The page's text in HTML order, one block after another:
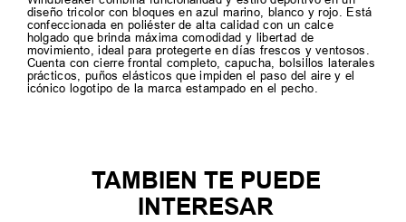
diseño tricolor con bloques en azul marino, blanco y rojo. Está
confeccionada en poliéster de alta calidad con un calce
holgado que brinda máxima comodidad y libertad de
movimiento, ideal para protegerte en días frescos y ventosos.
Cuenta con cierre frontal completo, capucha, bolsillos laterales
prácticos, puños elásticos que impiden el paso del aire y el
icónico logotipo de la marca estampado en el pecho.
TAMBIEN TE PUEDE
INTERESAR